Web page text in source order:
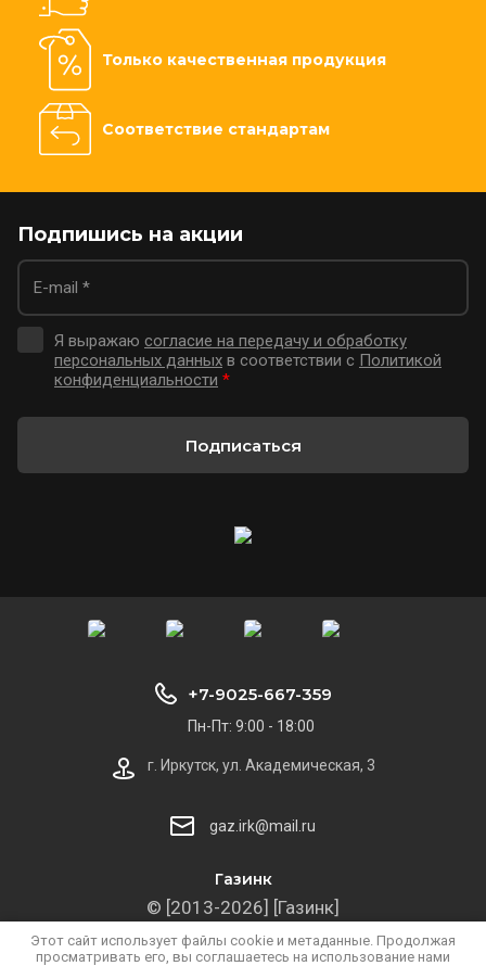
Только качественная продукция
Соответствие стандартам
Подпишись на акции
Я выражаю согласие на передачу и обработку
персональных данных в соответствии с Политикой
конфиденциальности *
Подписаться
Газинк
© [2013-2026] [Газинк]
Политика конфиденциальности
+7-9025-667-359
Пн-Пт: 9:00 - 18:00
г. Иркутск, ул. Академическая, 3
gaz.irk@mail.ru
Этот сайт использует файлы cookie и метаданные. Продолжая
просматривать его, вы соглашаетесь на использование нами